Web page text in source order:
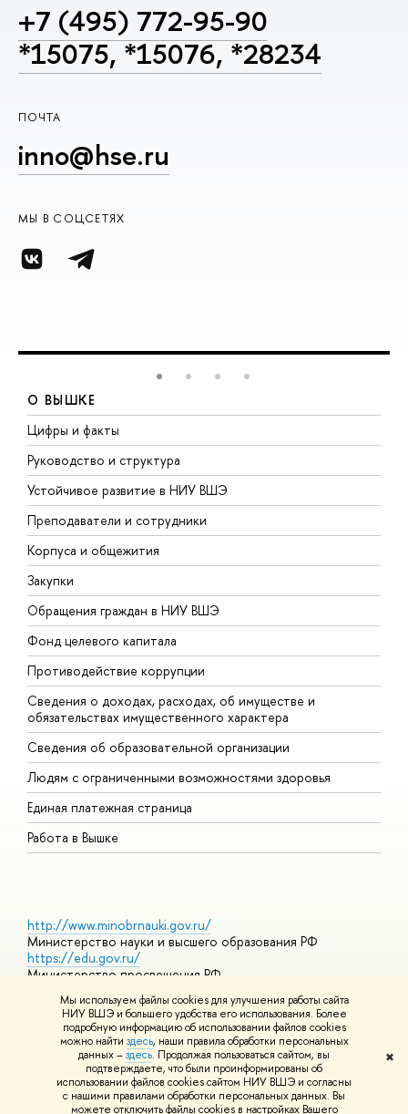
Мы используем файлы cookies для улучшения работы сайта
НИУ ВШЭ и большего удобства его использования. Более
подробную информацию об использовании файлов cookies
можно найти здесь, наши правила обработки персональных
данных –здесь. Продолжая пользоваться сайтом, вы
подтверждаете, что были проинформированы об
использовании файлов cookies сайтом НИУ ВШЭ и согласны
с нашими правилами обработки персональных данных. Вы
можете отключить файлы cookies в настройках Вашего
✖
+7 (495) 772-95-90
*15075, *15076, *28234
ПОЧТА
inno@hse.ru
МЫ В СОЦСЕТЯХ
О ВЫШКЕ
Цифры и факты
Руководство и структура
Устойчивое развитие в НИУ ВШЭ
Преподаватели и сотрудники
Корпуса и общежития
Закупки
Обращения граждан в НИУ ВШЭ
Фонд целевого капитала
Противодействие коррупции
Сведения о доходах, расходах, об имуществе и
обязательствах имущественного характера
Сведения об образовательной организации
Людям с ограниченными возможностями здоровья
Единая платежная страница
Работа в Вышке
http://www.minobrnauki.gov.ru/
Министерство науки и высшего образования РФ
https://edu.gov.ru/
Министерство просвещения РФ
https://elearning.hse.ru/mooc
Массовые открытые онлайн-курсы
© НИУ ВШЭ 1993–2026 Адреса и контактыУсловия
использования материалов Политика конфиденциальности
Шрифты HSE Sans и HSE Slab разработаны вШколе дизайна НИУ